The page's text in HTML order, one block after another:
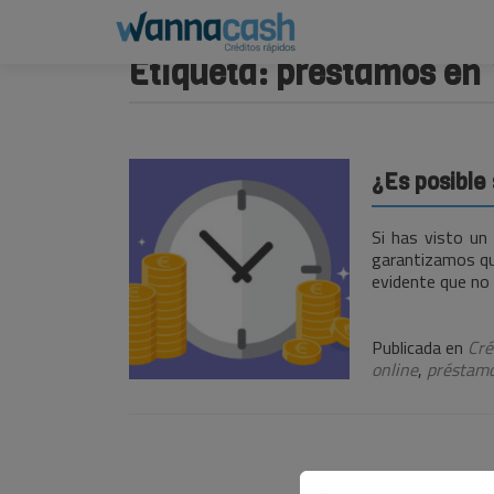
Etiqueta: préstamos en
¿Es
Si has visto
garantizamos
evidente que
Publicada en
online,